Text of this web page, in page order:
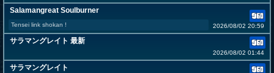
Salamangreat Soulburner
Tensei link shokan ! 2026/08/02 20:59
サラマングレイト 最新
2026/08/02 01:44
サラマングレイト